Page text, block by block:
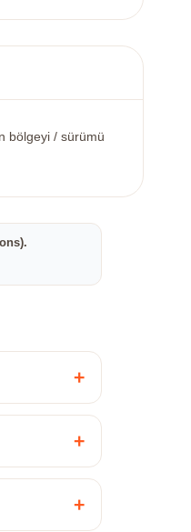
bölgeyi / sürümü
+
+
+